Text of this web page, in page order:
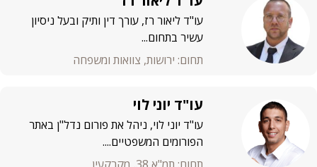
עו"ד ליאור רז, עורך דין ותיק ובעל ניסיון
עשיר בתחום...
תחום: ירושות, צוואות ומשפחה
עו"ד יוני לוי
עו"ד יוני לוי, ניהל את פורום נדל"ן באתר
הפורומים המשפטיים....